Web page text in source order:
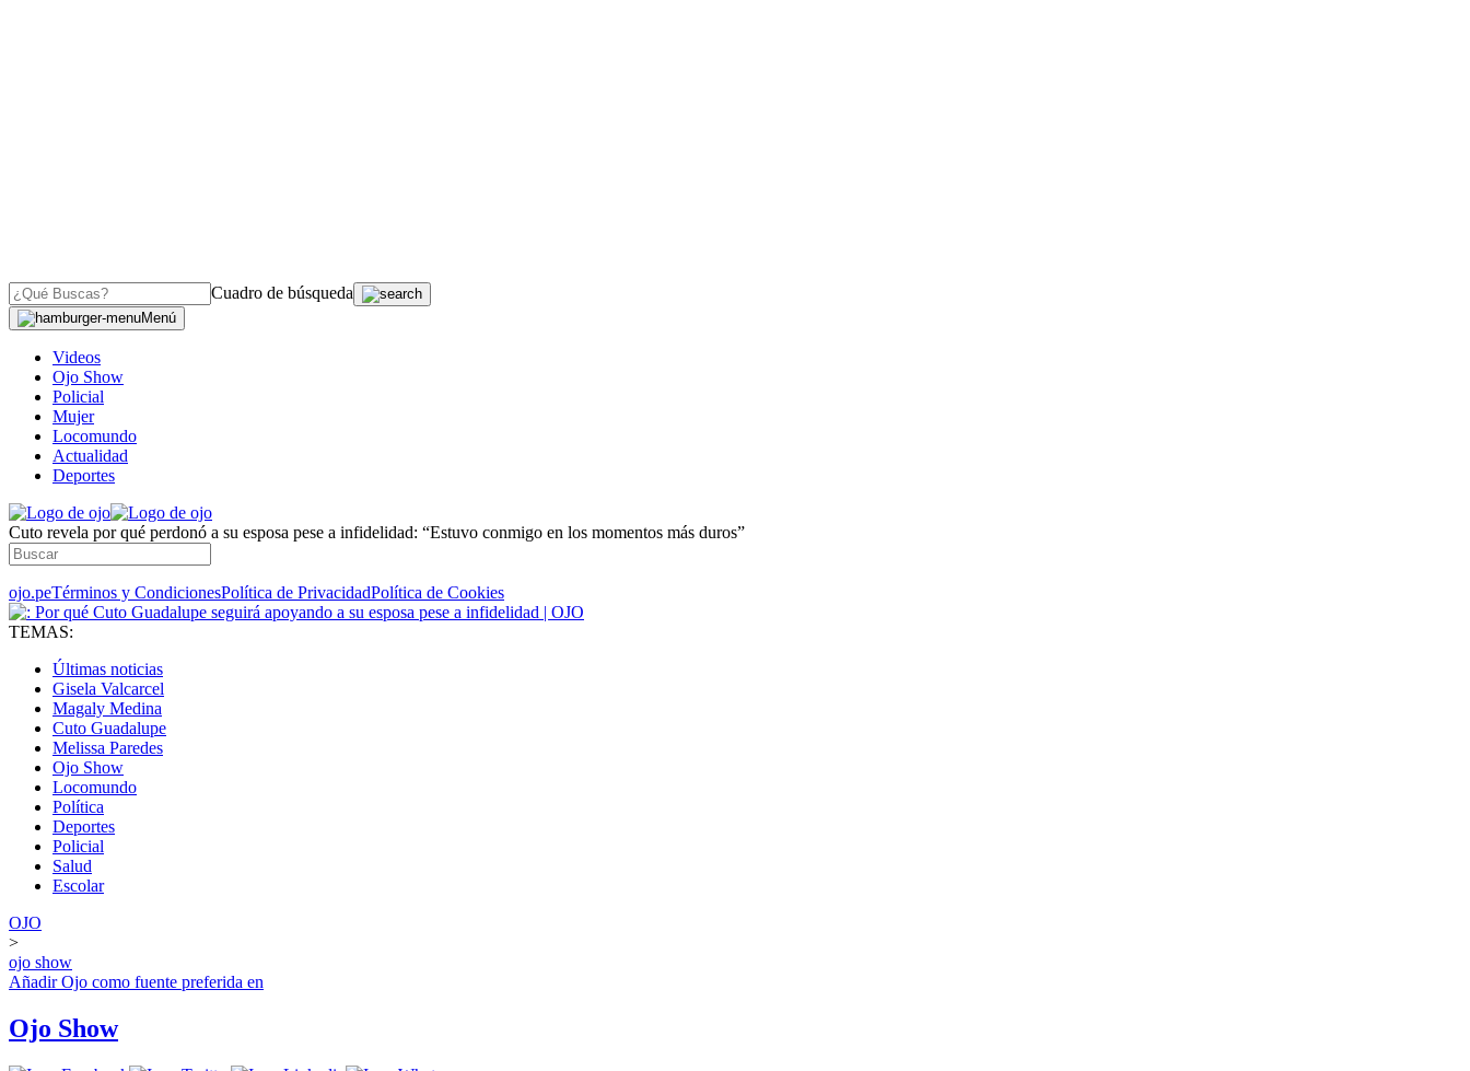
Cuadro de búsqueda
Menú
Videos
Ojo Show
Policial
Mujer
Locomundo
Actualidad
Deportes
Cuto revela por qué perdonó a su esposa pese a infidelidad: “Estuvo conmigo en los momentos más duros”
ojo.peTérminos y CondicionesPolítica de PrivacidadPolítica de Cookies
TEMAS:
Últimas noticias
Gisela Valcarcel
Magaly Medina
Cuto Guadalupe
Melissa Paredes
Ojo Show
Locomundo
Política
Deportes
Policial
Salud
Escolar
OJO
>
ojo show
AñadirOjo como fuente preferida en
Ojo Show